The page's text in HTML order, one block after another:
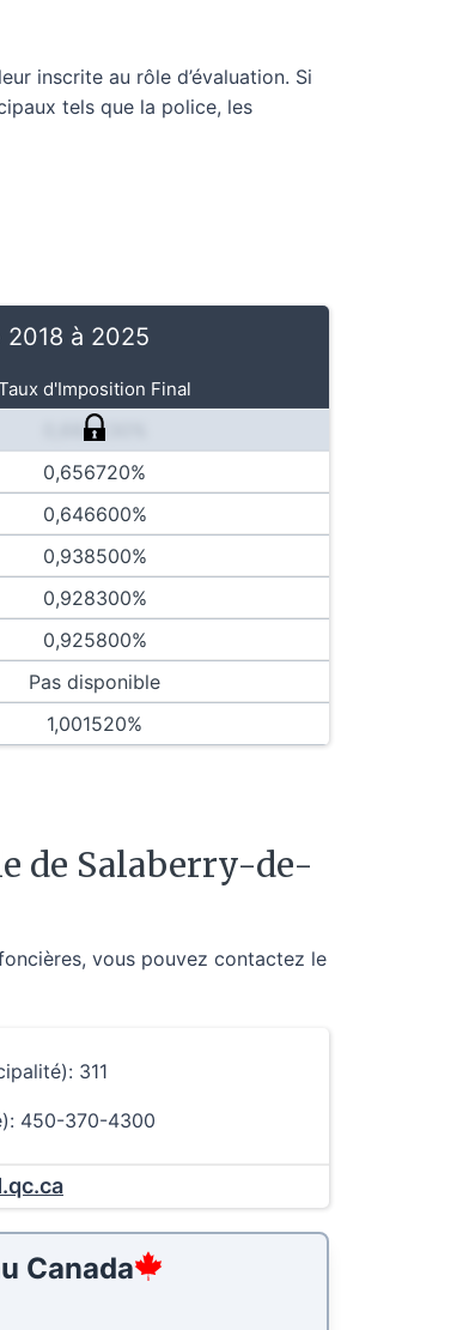
inscrite au rôle d’évaluation. Si
tels que la police, les
à 2025
d'Imposition Final
0,682230%
0,656720%
0,646600%
0,938500%
0,928300%
0,925800%
Pas disponible
1,001520%
de Salaberry-de-
vous pouvez contactez le
311
450-370-4300
Canada